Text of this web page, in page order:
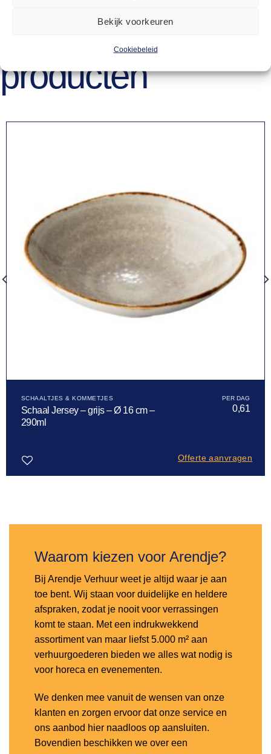
Bekijk voorkeuren
Cookiebeleid
Gerelateerde
producten
SCHAALTJES & KOMMETJES
Schaal Jersey – grijs – Ø 16 cm –
290ml
0,61
Offerte aanvragen
Waarom kiezen voor Arendje?
Bij Arendje Verhuur weet je altijd waar je aan
toe bent. Wij staan voor duidelijke en heldere
afspraken, zodat je nooit voor verrassingen
komt te staan. Met een indrukwekkend
assortiment van maar liefst 5.000 m² aan
verhuurgoederen bieden we alles wat nodig is
voor horeca en evenementen.
We denken mee vanuit de wensen van onze
klanten en zorgen ervoor dat onze service en
ons aanbod hier naadloos op aansluiten.
Bovendien beschikken we over een